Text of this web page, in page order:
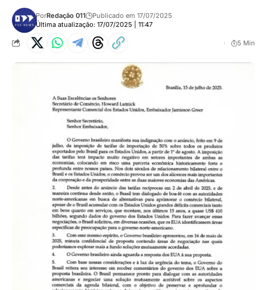
Última atualização: 17/07/2025 | 11:47
PorRedação 011 Publicado em 17/07/2025
5 Min